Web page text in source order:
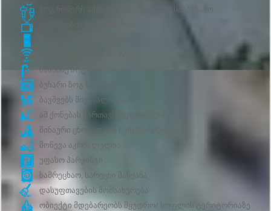
ზოგ ნომერს აქვს ინდივიდუალური სააბაზანო
საშხაპე ზოგ ოთახში
ბუხარი ზოგ ნომერში
ბავშვებს მივესალმებით
ამ ქონებას მართავს მფლობელი
შინაური ცხოველები ნებადართულია
მოწევა აკრძალულია
უფასო პარკინგი
სამრეცხაო, სარეცხი მანქანა
დასუფთავების მომსახურება
ობიექტი მდებარეობს მყუდრო/ სოფლის ტერიტორიაზე